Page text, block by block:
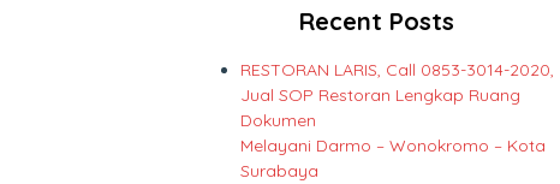
Recent Posts
RESTORAN LARIS, Call 0853-3014-2020,
Jual SOP Restoran Lengkap Ruang
Dokumen
Melayani Darmo – Wonokromo – Kota
Surabaya